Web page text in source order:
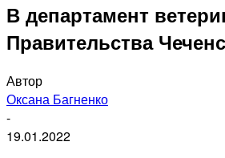
В департамент
Правительства
Автор
Оксана Багненко
-
19.01.2022